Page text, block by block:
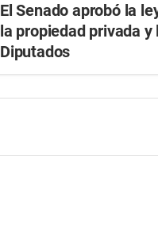
El Senado aprobó la
la propiedad privada
Diputados